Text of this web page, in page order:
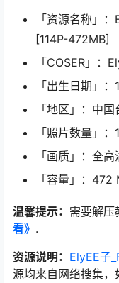
「资源名称」
[114P-472MB]
「COSER」：
「出生日期」
「地区」：中国
「照片数量」：
「画质」：全高
「容量」：472
温馨提示： 需要解压
看》 .
资源说明： ElyEE子
源均来自网络搜集，